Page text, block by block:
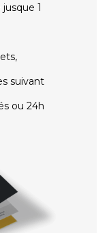
1
suivant
ou 24h